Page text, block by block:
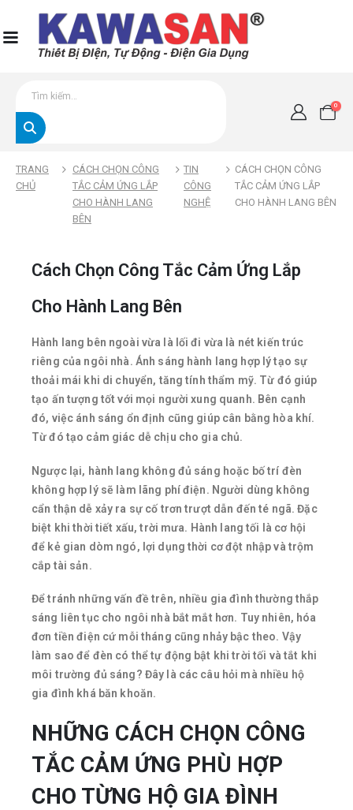
0
TRANG
CHỦ
CÁCH CHỌN CÔNG
TẮC CẢM ỨNG LẮP
CHO HÀNH LANG
BÊN
TIN
CÔNG
NGHỆ
CÁCH CHỌN CÔNG
TẮC CẢM ỨNG LẮP
CHO HÀNH LANG BÊN
Cách Chọn Công Tắc Cảm Ứng Lắp
Cho Hành Lang Bên
Hành lang bên ngoài vừa là lối đi vừa là nét kiến trúc
riêng của ngôi nhà. Ánh sáng hành lang hợp lý tạo sự
thoải mái khi di chuyển, tăng tính thẩm mỹ. Từ đó giúp
tạo ấn tượng tốt với mọi người xung quanh. Bên cạnh
đó, việc ánh sáng ổn định cũng giúp cân bằng hòa khí.
Từ đó tạo cảm giác dễ chịu cho gia chủ.
Ngược lại, hành lang không đủ sáng hoặc bố trí đèn
không hợp lý sẽ làm lãng phí điện. Người dùng không
cẩn thận dễ xảy ra sự cố trơn trượt dẫn đến té ngã. Đặc
biệt khi thời tiết xấu, trời mưa. Hành lang tối là cơ hội
để kẻ gian dòm ngó, lợi dụng thời cơ đột nhập và trộm
cắp tài sản.
Để tránh những vấn đề trên, nhiều gia đình thường thắp
sáng liên tục cho ngôi nhà bắt mắt hơn. Tuy nhiên, hóa
đơn tiền điện cứ mỗi tháng cũng nhảy bậc theo. Vậy
làm sao để đèn có thể tự động bật khi trời tối và tắt khi
môi trường đủ sáng? Đây là các câu hỏi mà nhiều hộ
gia đình khá băn khoăn.
NHỮNG CÁCH CHỌN CÔNG
TẮC CẢM ỨNG PHÙ HỢP
CHO TỪNG HỘ GIA ĐÌNH